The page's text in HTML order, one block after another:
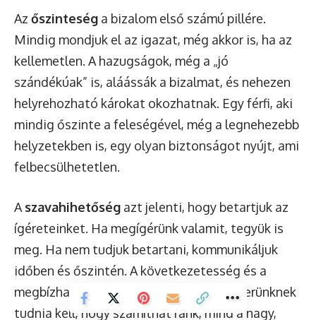
Az őszinteség a bizalom első számú pillére.
Mindig mondjuk el az igazat, még akkor is, ha az
kellemetlen. A hazugságok, még a „jó
szándékúak” is, aláássák a bizalmat, és nehezen
helyrehozható károkat okozhatnak. Egy férfi, aki
mindig őszinte a feleségével, még a legnehezebb
helyzetekben is, egy olyan biztonságot nyújt, ami
felbecsülhetetlen.
A szavahihetőség azt jelenti, hogy betartjuk az
ígéreteinket. Ha megígérünk valamit, tegyük is
meg. Ha nem tudjuk betartani, kommunikáljuk
időben és őszintén. A következetesség és a
megbízhatóság építi a bizalmat. A partnerünknek
tudnia kell, hogy számíthat ránk, mind a nagy,